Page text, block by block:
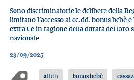
Sono discriminatorie le delibere della
limitano l’accesso ai cc.dd. bonus bebè
extra Ue in ragione della durata del
nazionale
23/09/2025
affitti bonus bebè